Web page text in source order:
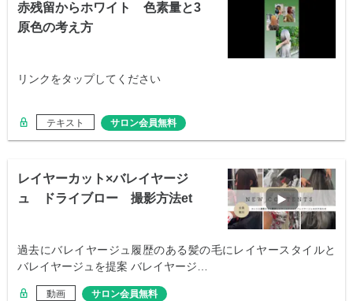
赤残留からホワイト 色素量と3
原色の考え方
リンクをタップしてください
テキスト サロン会員無料
レイヤーカット×バレイヤージ
ュ ドライブロー 撮影方法et
過去にバレイヤージュ履歴のある髪の毛にレイヤースタイルと
バレイヤージュを提案 バレイヤージ…
動画 サロン会員無料